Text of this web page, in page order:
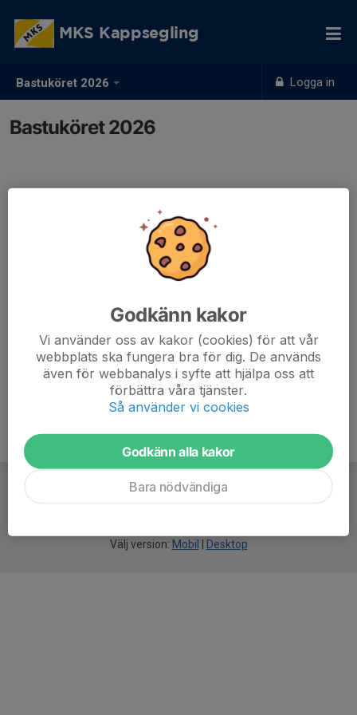
Bastuköret 2026 Logga in
MKS Kappsegling
Bastuköret 2026
Välj version: Mobil Desktop
Godkänn kakor
Vi använder oss av kakor (cookies) för att vår
webbplats ska fungera bra för dig. De används
även för webbanalys i syfte att hjälpa oss att
förbättra våra tjänster.
Så använder vi cookies
Godkänn alla kakor
Bara nödvändiga